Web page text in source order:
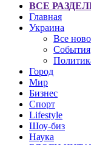
ВСЕ
Главная
Украина
Все
События
Город
Мир
Бизнес
Спорт
Lifestyle
Шоу-биз
Наука